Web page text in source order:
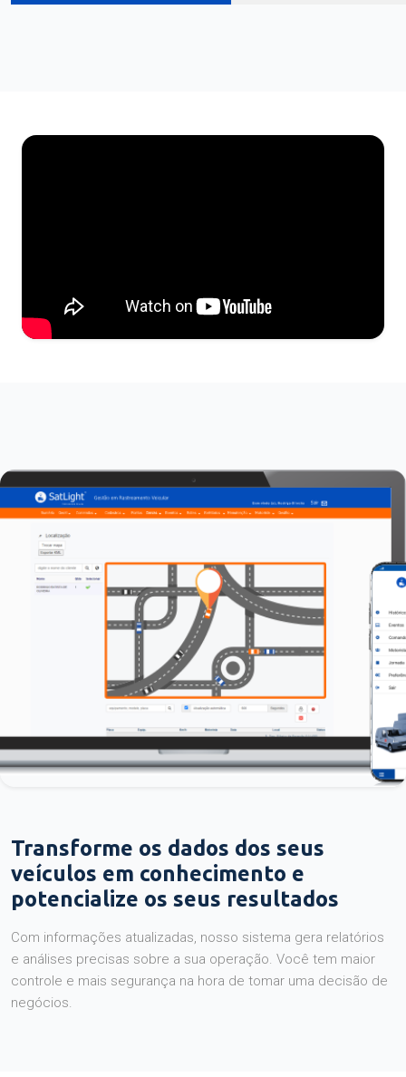
Transforme os dados dos seus
veículos em conhecimento e
potencialize os seus resultados
Com informações atualizadas, nosso sistema gera relatórios
e análises precisas sobre a sua operação. Você tem maior
controle e mais segurança na hora de tomar uma decisão de
negócios.